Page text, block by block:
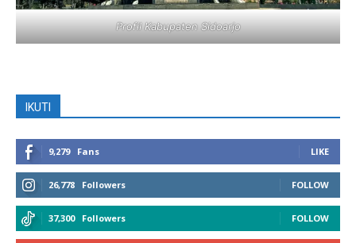
Profil Kabupaten Sidoarjo
IKUTI
9,279 Fans LIKE
26,778 Followers FOLLOW
37,300 Followers FOLLOW